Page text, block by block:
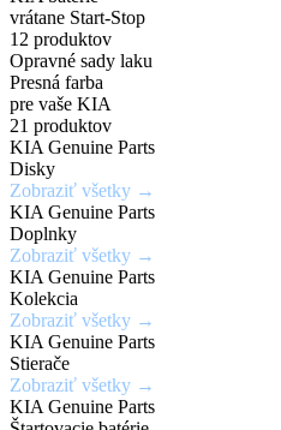
ceny
Získaj
výhody,
ktoré
inde
nedostaneš
Zaregistrovať
sa
a
zistite
aktuálnu
cenu
a
dostupnosť
Vyhľadať
diel
ET52
Kúpiť
teraz
Mimoriadne
odolné
voči
krúteniu
alebo
ohýbaniu
Zobraziť
ponuku
istotou
a
eleganciou
Kúpiť
teraz
Ideálne
riešenie
pre
rýchle
a
jednoduché
opravy
drobných
poškodení
laku
karosérie
Zobraziť
vrátane Start-Stop
12 produktov
Opravné sady laku
Presná farba
pre vaše KIA
21 produktov
KIA Genuine Parts
Disky
Zobraziť všetky →
KIA Genuine Parts
Doplnky
Zobraziť všetky →
KIA Genuine Parts
Kolekcia
Zobraziť všetky →
KIA Genuine Parts
Stierače
Zobraziť všetky →
KIA Genuine Parts